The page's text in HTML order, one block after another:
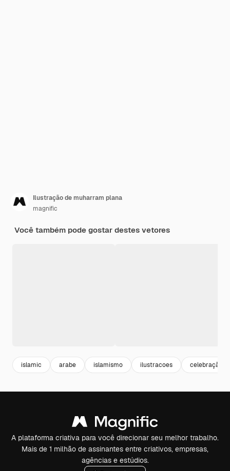
Ilustração de muharram plana
magnific
Você também pode gostar destes vetores
islamic arabe islamismo ilustracoes celebração
A plataforma criativa para você direcionar seu melhor trabalho.
Mais de 1 milhão de assinantes entre criativos, empresas,
agências e estúdios.